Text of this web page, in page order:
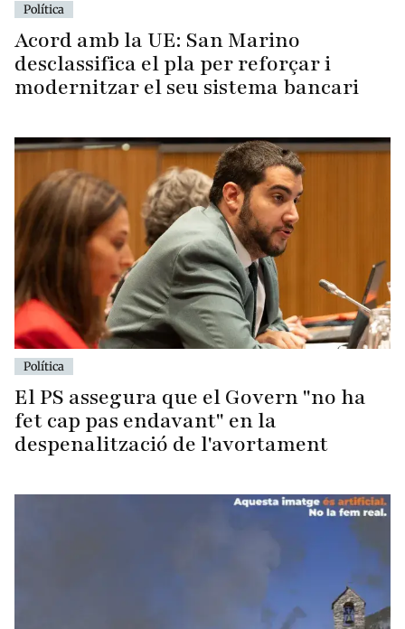
Política
Acord amb la UE: San Marino
desclassifica el pla per reforçar i
modernitzar el seu sistema bancari
Política
El PS assegura que el Govern "no ha
fet cap pas endavant" en la
despenalització de l'avortament